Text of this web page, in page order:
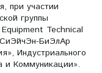
при участии
группы
Technical
БиЭлАр
Индустриального
и Коммуникации».